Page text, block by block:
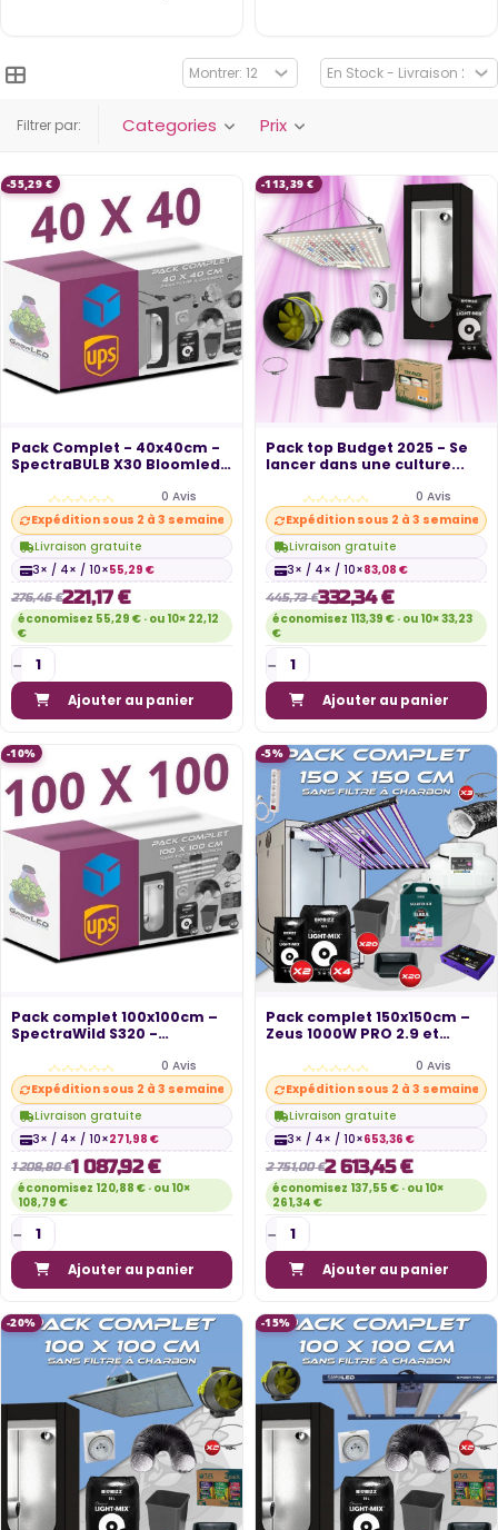
Filtrer par: Categories Prix
-55,29 €
Pack Complet - 40x40cm -
SpectraBULB X30 Bloomled
0 Avis
Expédition sous 2 à 3 semaines
Livraison gratuite
3× / 4× / 10×55,29 €
276,46 €221,17 €
économisez 55,29 € · ou 10× 22,12
€
Ajouter au panier
-113,39 €
Pack top Budget 2025 - Se
lancer dans une culture...
0 Avis
Expédition sous 2 à 3 semaines
Livraison gratuite
3× / 4× / 10×83,08 €
445,73 €332,34 €
économisez 113,39 € · ou 10× 33,23
€
Ajouter au panier
-10%
Pack complet 100x100cm –
SpectraWild S320 -
0 Avis
Expédition sous 2 à 3 semaines
Livraison gratuite
3× / 4× / 10×271,98 €
1 208,80 €1 087,92 €
économisez 120,88 € · ou 10×
108,79 €
Ajouter au panier
-5%
Pack complet 150x150cm –
Zeus 1000W PRO 2.9 et
0 Avis
Expédition sous 2 à 3 semaines
Livraison gratuite
3× / 4× / 10×653,36 €
2 751,00 €2 613,45 €
économisez 137,55 € · ou 10×
261,34 €
Ajouter au panier
-20% -15%